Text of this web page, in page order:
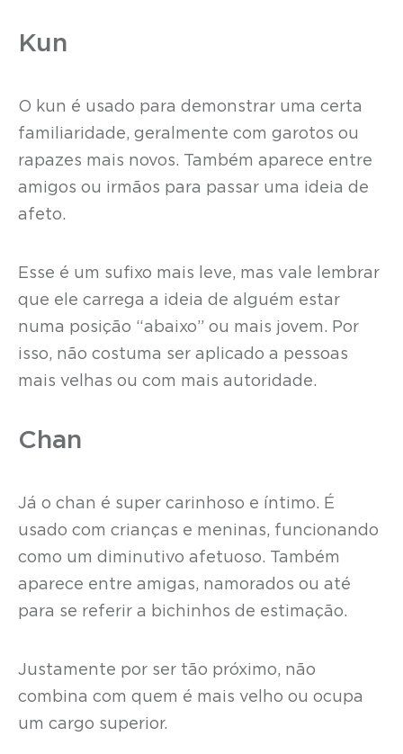
Kun
O kun é usado para demonstrar uma certa
familiaridade, geralmente com garotos ou
rapazes mais novos. Também aparece entre
amigos ou irmãos para passar uma ideia de
afeto.
Esse é um sufixo mais leve, mas vale lembrar
que ele carrega a ideia de alguém estar
numa posição “abaixo” ou mais jovem. Por
isso, não costuma ser aplicado a pessoas
mais velhas ou com mais autoridade.
Chan
Já o chan é super carinhoso e íntimo. É
usado com crianças e meninas, funcionando
como um diminutivo afetuoso. Também
aparece entre amigas, namorados ou até
para se referir a bichinhos de estimação.
Justamente por ser tão próximo, não
combina com quem é mais velho ou ocupa
um cargo superior.